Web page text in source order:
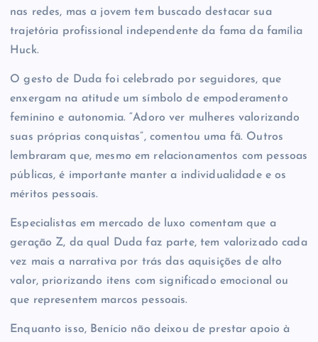
nas redes, mas a jovem tem buscado destacar sua
trajetória profissional independente da fama da família
Huck.
O gesto de Duda foi celebrado por seguidores, que
enxergam na atitude um símbolo de empoderamento
feminino e autonomia. “Adoro ver mulheres valorizando
suas próprias conquistas”, comentou uma fã. Outros
lembraram que, mesmo em relacionamentos com pessoas
públicas, é importante manter a individualidade e os
méritos pessoais.
Especialistas em mercado de luxo comentam que a
geração Z, da qual Duda faz parte, tem valorizado cada
vez mais a narrativa por trás das aquisições de alto
valor, priorizando itens com significado emocional ou
que representem marcos pessoais.
Enquanto isso, Benício não deixou de prestar apoio à